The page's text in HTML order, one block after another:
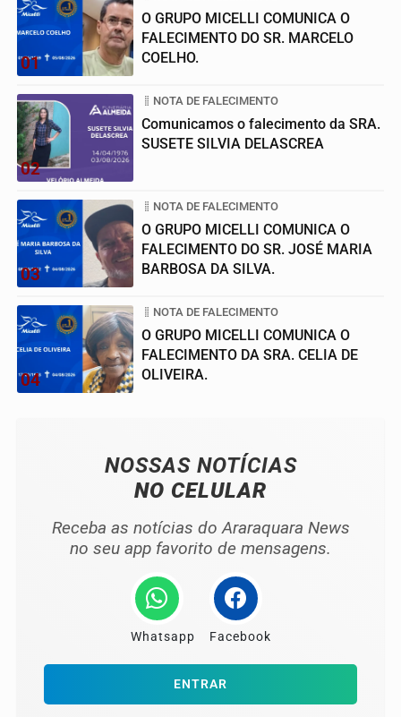
01
O GRUPO MICELLI COMUNICA O
FALECIMENTO DO SR. MARCELO
COELHO.
02
NOTA DE FALECIMENTO
Comunicamos o falecimento da SRA.
SUSETE SILVIA DELASCREA
03
NOTA DE FALECIMENTO
O GRUPO MICELLI COMUNICA O
FALECIMENTO DO SR. JOSÉ MARIA
BARBOSA DA SILVA.
04
NOTA DE FALECIMENTO
O GRUPO MICELLI COMUNICA O
FALECIMENTO DA SRA. CELIA DE
OLIVEIRA.
NOSSAS NOTÍCIAS
NO CELULAR
Receba as notícias do Araraquara News
no seu app favorito de mensagens.
Whatsapp Facebook
ENTRAR